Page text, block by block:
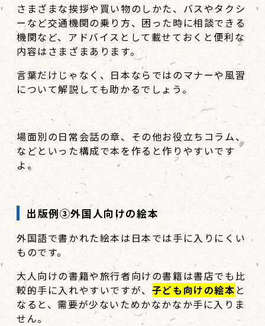
さまざまな挨拶や買い物のしかた、バスやタクシ
ーなど交通機関の乗り方、困った時に相談できる
機関など、アドバイスとして載せておくと便利な
内容はさまざまあります。
言葉だけじゃなく、日本ならではのマナーや風習
について解説しても助かるでしょう。
場面別の日常会話の章、その他お役立ちコラム、
などといった構成で本を作ると作りやすいです
よ。
出版例③外国人向けの絵本
外国語で書かれた絵本は日本では手に入りにくい
ものです。
大人向けの書籍や旅行者向けの書籍は書店でも比
較的手に入れやすいですが、 子ども向けの絵本 と
なると、需要が少ないためかなかなか手に入りま
せん。